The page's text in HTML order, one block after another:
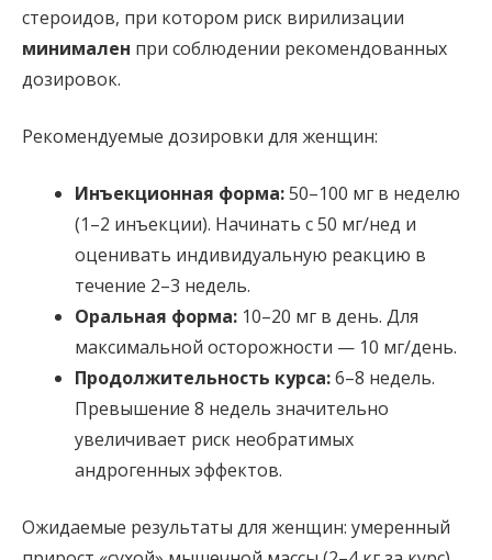
стероидов, при котором риск вирилизации
минимален при соблюдении рекомендованных
дозировок.
Рекомендуемые дозировки для женщин:
Инъекционная форма:50–100 мг в неделю
(1–2 инъекции). Начинать с 50 мг/нед и
оценивать индивидуальную реакцию в
течение 2–3 недель.
Оральная форма: 10–20 мг в день. Для
максимальной осторожности — 10 мг/день.
Продолжительность курса:6–8 недель.
Превышение 8 недель значительно
увеличивает риск необратимых
андрогенных эффектов.
Ожидаемые результаты для женщин: умеренный